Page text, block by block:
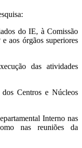
do IE, à Comissão
aos órgãos superiores
das atividades
Centros e Núcleos
Interno nas
nas reuniões da